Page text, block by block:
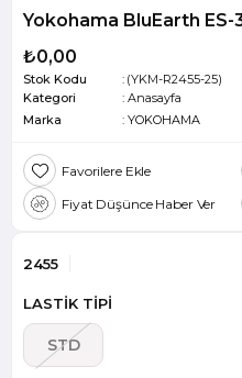
Yokohama BluEarth ES-
₺0,00
Stok Kodu
(YKM-R2455-25)
Kategori
: Anasayfa
Marka
: YOKOHAMA
Favorilere Ekle
Fiyat Düşünce Haber Ver
2455
LASTİK TİPİ
STD